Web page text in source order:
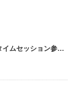
はじめの一歩 プロボノランチタイムセッション参加者募集！